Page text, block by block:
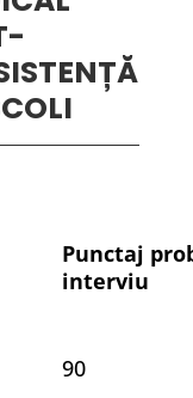
Punctaj
interviu
90